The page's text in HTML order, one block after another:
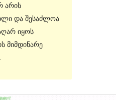
არის
და შესაძლოა
იყოს
მიმდინარე